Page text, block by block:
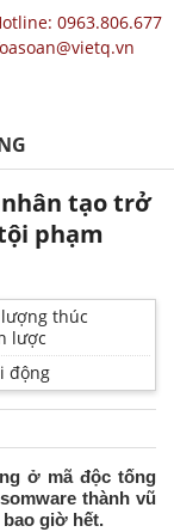
0963.806.677
nhân tạo trở
phạm
thúc
lược
động
ở mã độc tống
thành vũ
giờ hết.